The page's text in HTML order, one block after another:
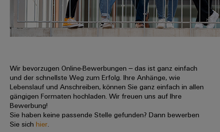
erlebbar
werden.
Datencenter
Produkte
für
Rechenzentren
–
effizient,
zuverlässig,
skalierbar
Anschlusstechnologie
DC-
u-
OS
Edge
Computing
Industrial
Leiterplattenklemmen
Gehäusesysteme
komponenten
Kabeleinführungssysteme
und
-
komponenten
Fast
Delivery
Beratung
und
digitale
Planung
uns
Promotionfahrzeug
Distribution
Info
für
unsere
Partner
Weidmüller
Zahlen
Unser
Vorstand
Nachhaltigkeit
Karriere
Stellen
für
Berufserfahrene
Für
Studierende
Werkstudententätigkeiten
Praktika
Wir bevorzugen Online-Bewerbungen – das ist ganz einfach
und der schnellste Weg zum Erfolg. Ihre Anhänge, wie
Lebenslauf und Anschreiben, können Sie ganz einfach in allen
gängigen Formaten hochladen. Wir freuen uns auf Ihre
Bewerbung!
Sie haben keine passende Stelle gefunden? Dann bewerben
Sie sichhier